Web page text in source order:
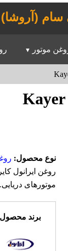
سام (آروشا)
موتور
نوع محصول:
موتورهای
برند محصول